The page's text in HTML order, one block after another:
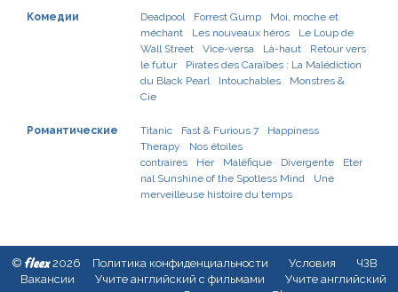
Комедии Deadpool Forrest Gump
Moi, moche et
méchant
Les nouveaux héros
Le Loup de
Wall Street
Vice-versa Là-haut
Retour vers
le futur
Pirates des Caraïbes : La Malédiction
du Black Pearl
Intouchables
Monstres &
Cie
Романтические Titanic Fast & Furious 7
Happiness
Therapy
Nos étoiles
contraires
Her Maléfique Divergente
Eter
nal Sunshine of the Spotless Mind
Une
merveilleuse histoire du temps
© fleex2026 Политика конфиденциальности Условия
ЧЗВ
Вакансии
Учите английский с фильмами
Учите английский